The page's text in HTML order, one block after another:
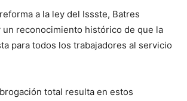
a la ley del Issste, Batres
un reconocimiento histórico de que la
para todos los trabajadores al servicio
total resulta en estos